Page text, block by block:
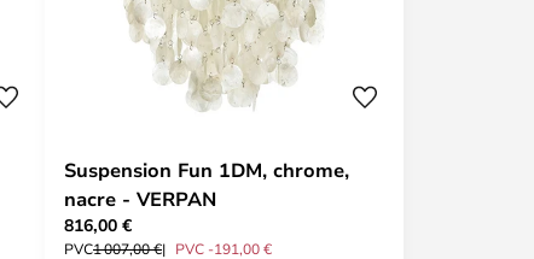
Suspension Fun 1DM, chrome,
nacre - VERPAN
816,00 €
PVC1 007,00 € PVC -191,00 €